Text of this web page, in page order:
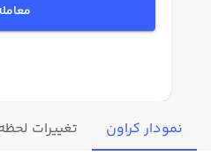
نمودار کراون تغییرات